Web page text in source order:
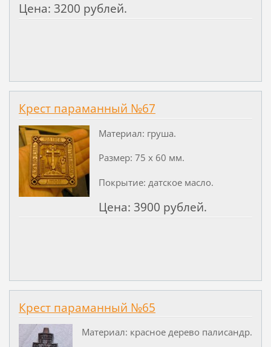
Цена: 3200 рублей.
Крест параманный №67
Материал: груша.
Размер: 75 х 60 мм.
Покрытие: датское масло.
Цена: 3900 рублей.
Крест параманный №65
Материал: красное дерево палисандр.